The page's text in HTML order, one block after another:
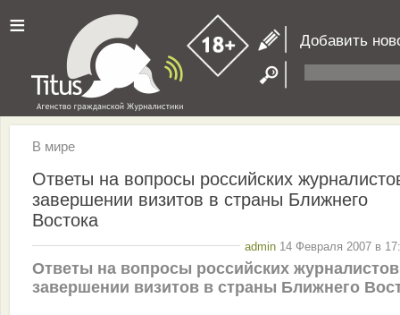
≡ Добавить
В мире
Ответы на вопросы российских
завершении визитов в страны Ближнего
Востока
admin 14 Февраля 2007 в
Ответы на вопросы российских
завершении визитов в страны Ближнего